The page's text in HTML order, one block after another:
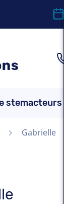
stemacteurs
Gabrielle